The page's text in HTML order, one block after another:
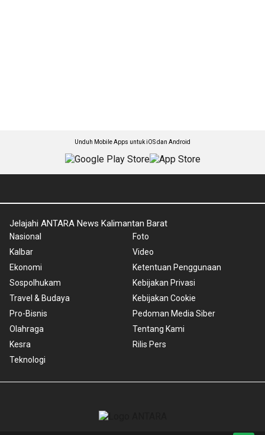
Unduh Mobile Apps untuk iOS dan Android
Jelajahi ANTARA News Kalimantan Barat
Nasional
Kalbar
Ekonomi
Sospolhukam
Travel & Budaya
Pro-Bisnis
Olahraga
Kesra
Teknologi
Foto
Video
Ketentuan Penggunaan
Kebijakan Privasi
Kebijakan Cookie
Pedoman Media Siber
Tentang Kami
Rilis Pers